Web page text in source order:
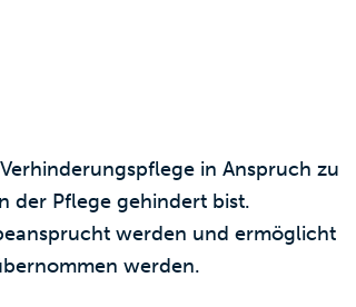
in Anspruch zu
der Pflege gehindert bist.
werden und ermöglicht
werden.